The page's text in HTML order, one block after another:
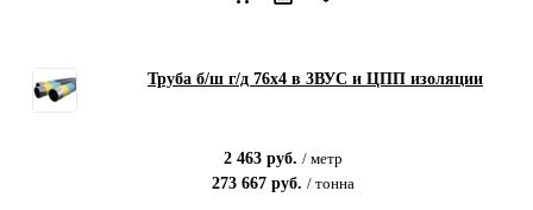
Труба б/ш г/д 76х4 в 3ВУС и ЦПП изоляции
2 463 руб. / метр
273 667 руб. / тонна